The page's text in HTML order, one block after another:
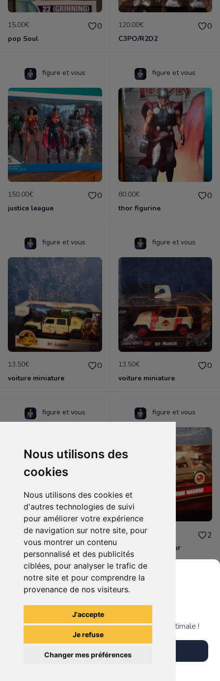
Nous utilisons des
cookies
Nous utilisons des cookies et
d'autres technologies de suivi
pour améliorer votre expérience
de navigation sur notre site, pour
vous montrer un contenu
personnalisé et des publicités
ciblées, pour analyser le trafic de
notre site et pour comprendre la
provenance de nos visiteurs.
J'accepte
Je refuse
Changer mes préférences
15.00€ 0
pop Soul
120.00€ 0
C3PO/R2D2
figure et vous
150.00€ 0
justice league
figure et vous
80.00€ 0
thor figurine
figure et vous
13.50€ 0
voiture miniature
figure et vous
13.50€ 0
voiture miniature
figure et vous
34.00€ 1
batman et batmobile
figure et vous
34.00€ 2
retour vers le futur
Voir tous les articles du vendeur
Grenier du Geek
Télécharge notre app pour une expérience optimale !
Télécharger l'app